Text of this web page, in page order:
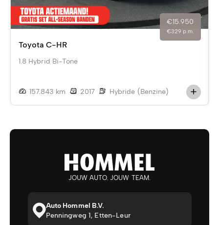
€15.950
€329 p.m.
Toyota C-HR
1.8 Hybrid Bi-Tone
157.843 km 2017 Hybride (Benzine)
JOUW AUTO. JOUW TEAM.
Auto Hommel B.V.
Penningweg 1, Etten-Leur